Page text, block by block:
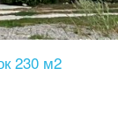
230 м2